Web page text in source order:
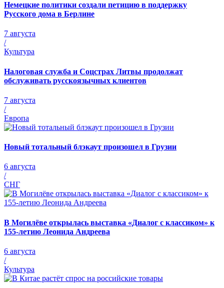
Немецкие политики создали петицию в поддержку
Русского дома в Берлине
7 августа
/
Культура
Налоговая служба и Соцстрах Литвы продолжат
обслуживать русскоязычных клиентов
7 августа
/
Европа
Новый тотальный блэкаут произошел в Грузии
6 августа
/
СНГ
В Могилёве открылась выставка «Диалог с классиком» к
155-летию Леонида Андреева
6 августа
/
Культура